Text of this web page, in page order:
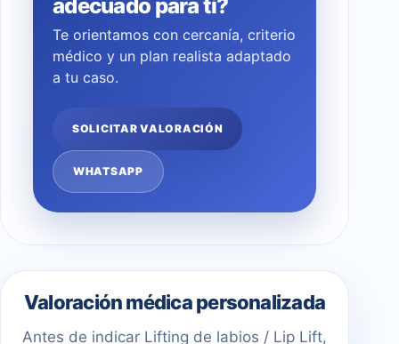
adecuado para ti?
Te orientamos con cercanía, criterio
médico y un plan realista adaptado
a tu caso.
SOLICITAR VALORACIÓN
WHATSAPP
Valoración médica personalizada
Antes de indicar Lifting de labios / Lip Lift,